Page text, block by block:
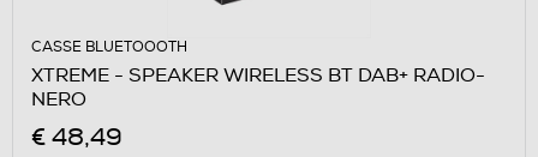
CASSE BLUETOOOTH
XTREME - SPEAKER WIRELESS BT DAB+ RADIO-
NERO
€ 48,49